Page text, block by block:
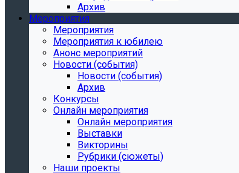
Архив
Мероприятия
Мероприятия
Мероприятия к юбилею
Анонс мероприятий
Новости (события)
Новости (события)
Архив
Конкурсы
Онлайн мероприятия
Онлайн мероприятия
Выставки
Викторины
Рубрики (сюжеты)
Наши проекты